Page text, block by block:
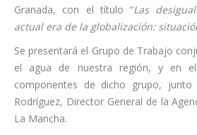
Granada, con el título “Las
actual era de la globalización:
Se presentará el Grupo de Trabajo
el agua de nuestra región, y en
componentes de dicho grupo,
Rodríguez, Director General de la
La Mancha.